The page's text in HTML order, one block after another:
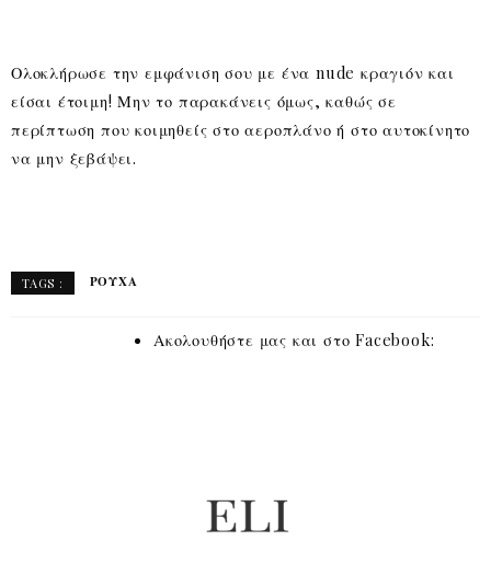
Ολοκλήρωσε την εμφάνιση σου με ένα nude κραγιόν και
είσαι έτοιμη! Μην το παρακάνεις όμως, καθώς σε
περίπτωση που κοιμηθείς στο αεροπλάνο ή στο αυτοκίνητο
να μην ξεβάψει.
TAGS : ΡΟΎΧΑ
Ακολουθήστε μας και στο Facebook: